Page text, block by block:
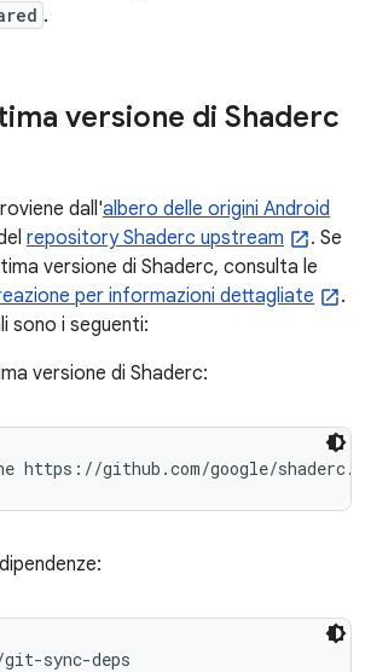
.
versione di Shaderc
dall'albero delle origini Android
repository Shaderc upstream
. Se
versione di Shaderc, consulta le
per informazioni dettagliate
.
sono i seguenti:
versione di Shaderc:
https://github.com/google/
sync-deps